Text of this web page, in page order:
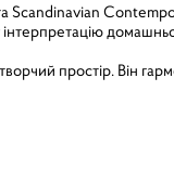
Scandinavian
простір. Він